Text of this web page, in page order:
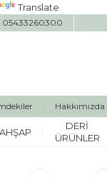
Translate
05433260300
Hakkımızda
AHŞAP
DERI
ÜRÜNLER